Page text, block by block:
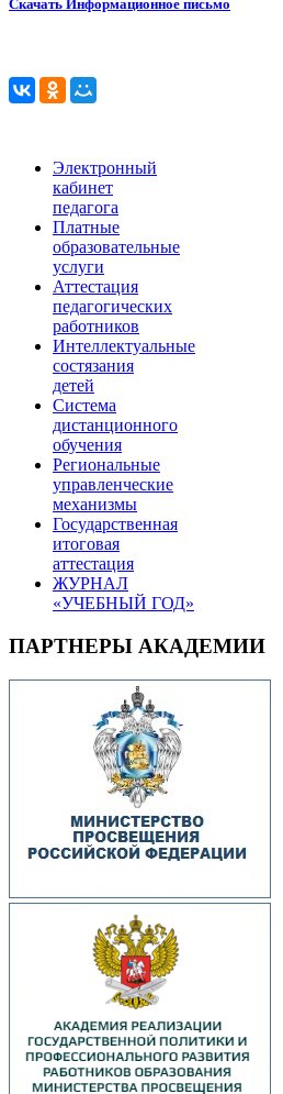
Скачать Информационное письмо
Электронный
кабинет
педагога
Платные
образовательные
услуги
Аттестация
педагогических
работников
Интеллектуальные
состязания
детей
Система
дистанционного
обучения
Региональные
управленческие
механизмы
Государственная
итоговая
аттестация
ЖУРНАЛ
«УЧЕБНЫЙ ГОД»
ПАРТНЕРЫ АКАДЕМИИ